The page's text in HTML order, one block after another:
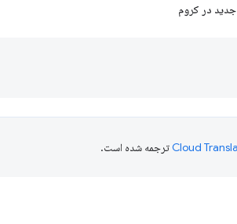
جدید در کروم
ترجمه شده است.